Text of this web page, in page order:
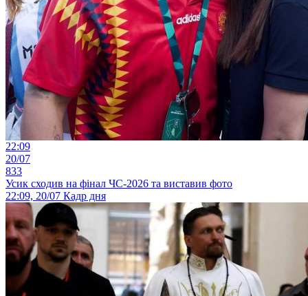
22:09
20/07
833
Усик сходив на фінал ЧС-2026 та виставив фото
22:09, 20/07 Кадр дня